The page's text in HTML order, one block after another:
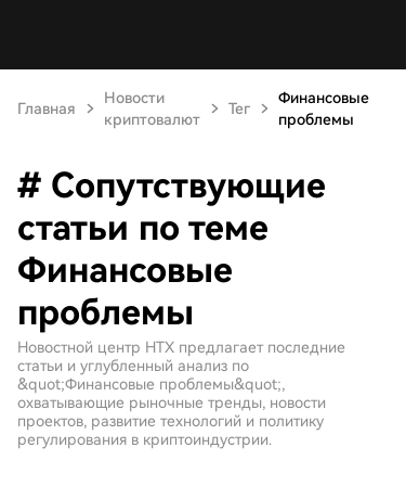
Главная
Новости
криптовалют
Тег
Финансовые
проблемы
# Сопутствующие
статьи по теме
Финансовые
проблемы
Новостной центр HTX предлагает последние
статьи и углубленный анализ по
&quot;Финансовые проблемы&quot;,
охватывающие рыночные тренды, новости
проектов, развитие технологий и политику
регулирования в криптоиндустрии.